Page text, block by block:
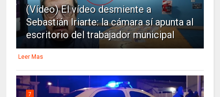
(Vídeo) El vídeo desmiente a
Sebastián Iriarte: la cámara sí apunta al
escritorio del trabajador municipal
Leer Mas
7